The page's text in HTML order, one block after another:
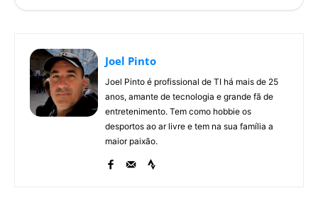
Joel Pinto
Joel Pinto é profissional de TI há mais de 25
anos, amante de tecnologia e grande fã de
entretenimento. Tem como hobbie os
desportos ao ar livre e tem na sua família a
maior paixão.